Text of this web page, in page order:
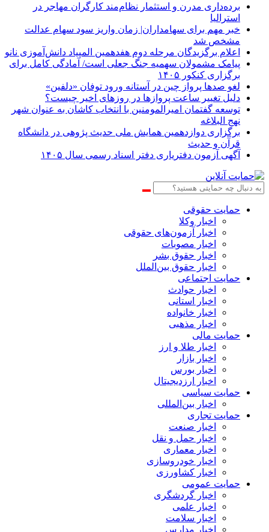
برده‌داری مدرن و استثمار نظام‌مند کارگران مهاجر در
استرالیا
خبر مهم برای سهامداران| زمان واریز سود سهام عدالت
مشخص شد
اعلام برگزیدگان مرحله دوم هفدهمین المپیاد دانش‌آموزی نانو
پیامک مشمولان سهمیه جنگ جعلی است/ آمادگی کامل برای
برگزاری کنکور ۱۴۰۵
لغو صدها پرواز چین در آستانه ورود توفان «دلفین»
دلیل تغییر ساعت پروازها در روزهای اخیر چیست؟
توسعه گفتمان امیرالمومنین با انتخاب کاشان به عنوان شهر
نهج البلاغه
برگزاری دوازدهمین همایش ملی حدیث پژوهی در دانشگاه
قرآن و حدیث
آگهی آزمون دفتریاری دفتر اسناد رسمی سال ۱۴۰۵
حمایت حقوقی
اخبار وکلا
اخبار آزمون‌های حقوقی
اخبار مصوبات
اخبار حقوق بشر
اخبار حقوق بین‌الملل
حمایت اجتماعی
اخبار حوادث
اخبار استانی
اخبار خانواده
اخبار مذهبی
حمایت مالی
اخبار طلا و ارز
اخبار بازار
اخبار بورس
اخبار ارزدیجیتال
حمایت سیاسی
اخبار بین‌المللی
حمایت تجاری
اخبار صنعت
اخبار حمل و نقل
اخبار معماری
اخبار خودروسازی
اخبار کشاورزی
حمایت عمومی
اخبار گردشگری
اخبار علمی
اخبار سلامت
اخبار مدارس